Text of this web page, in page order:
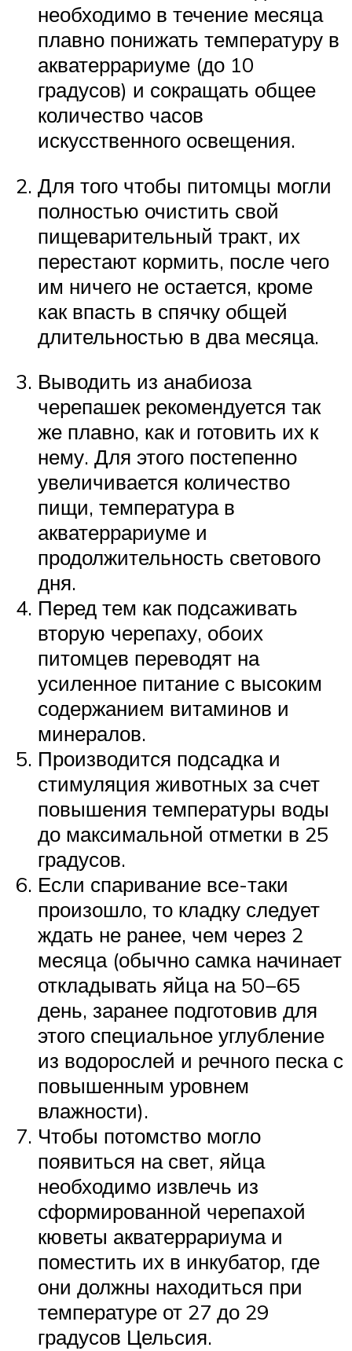
необходимо в течение месяца
плавно понижать температуру в
акватеррариуме (до 10
градусов) и сокращать общее
количество часов
искусственного освещения.
Для того чтобы питомцы могли
полностью очистить свой
пищеварительный тракт, их
перестают кормить, после чего
им ничего не остается, кроме
как впасть в спячку общей
длительностью в два месяца.
Выводить из анабиоза
черепашек рекомендуется так
же плавно, как и готовить их к
нему. Для этого постепенно
увеличивается количество
пищи, температура в
акватеррариуме и
продолжительность светового
дня.
Перед тем как подсаживать
вторую черепаху, обоих
питомцев переводят на
усиленное питание с высоким
содержанием витаминов и
минералов.
Производится подсадка и
стимуляция животных за счет
повышения температуры воды
до максимальной отметки в 25
градусов.
Если спаривание все-таки
произошло, то кладку следует
ждать не ранее, чем через 2
месяца (обычно самка начинает
откладывать яйца на 50−65
день, заранее подготовив для
этого специальное углубление
из водорослей и речного песка с
повышенным уровнем
влажности).
Чтобы потомство могло
появиться на свет, яйца
необходимо извлечь из
сформированной черепахой
кюветы акватеррариума и
поместить их в инкубатор, где
они должны находиться при
температуре от 27 до 29
градусов Цельсия.